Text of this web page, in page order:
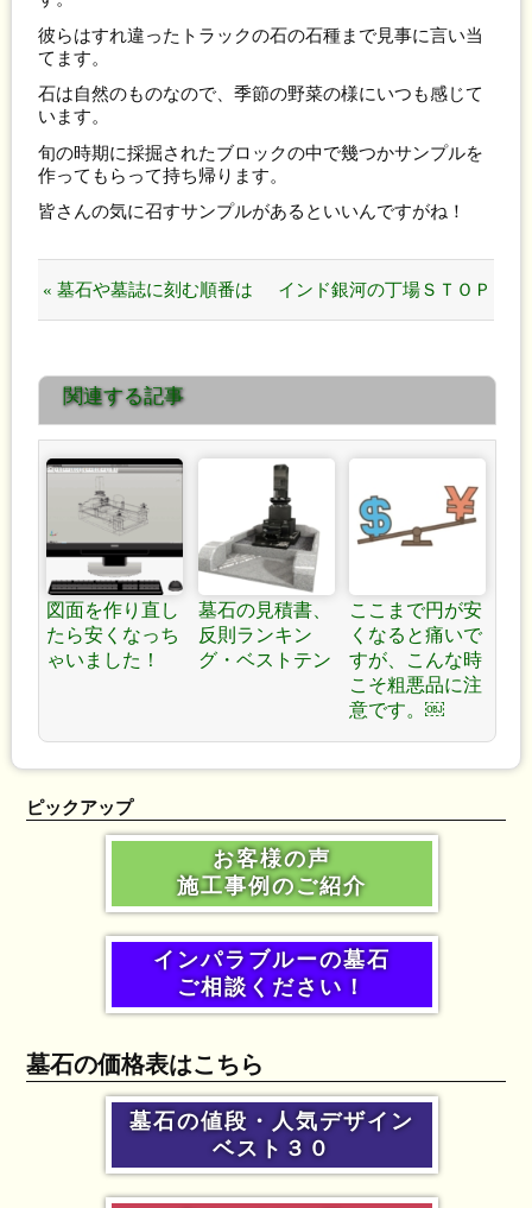
彼らはすれ違ったトラックの石の石種まで見事に言い当
てます。
石は自然のものなので、季節の野菜の様にいつも感じて
います。
旬の時期に採掘されたブロックの中で幾つかサンプルを
作ってもらって持ち帰ります。
皆さんの気に召すサンプルがあるといいんですがね！
« 墓石や墓誌に刻む順番は インド銀河の丁場ＳＴＯＰ
関連する記事
図面を作り直し
たら安くなっち
ゃいました！
墓石の見積書、
反則ランキン
グ・ベストテン
ここまで円が安
くなると痛いで
すが、こんな時
こそ粗悪品に注
意です。￼
ピックアップ
お客様の声
施工事例のご紹介
インパラブルーの墓石
ご相談ください！
墓石の価格表はこちら
墓石の値段・人気デザイン
ベスト３０